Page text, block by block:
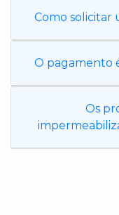
Como solicitar
O pagamento
Os